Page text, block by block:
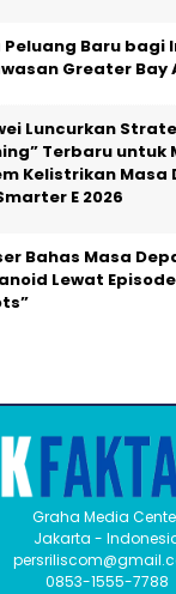
Peluang Baru bagi
Greater Bay
Luncurkan
Terbaru untuk
Kelistrikan Masa
E 2026
Bahas Masa
Lewat
Graha Media
Jakarta -
0853-1555-7788